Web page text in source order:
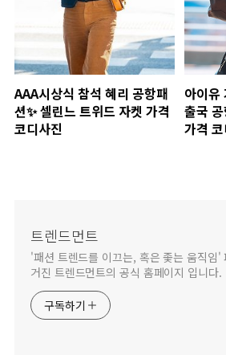
AAA시상식 참석 혜리 공항패
션✨ 셀린느 트위드 자켓 가격
코디사진
아이유
출국
가격
트렌드먼트
'패션 트렌드를 이끄는, 혹은 좇는 움직임'
거진 트렌드먼트의 공식 홈페이지 입니다.
구독하기